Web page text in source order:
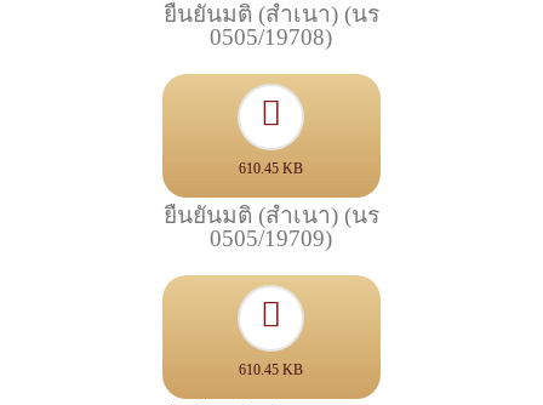
ยืนยันมติ (สำเนา) (นร
0505/19708)
610.45 KB
ยืนยันมติ (สำเนา) (นร
0505/19709)
610.45 KB